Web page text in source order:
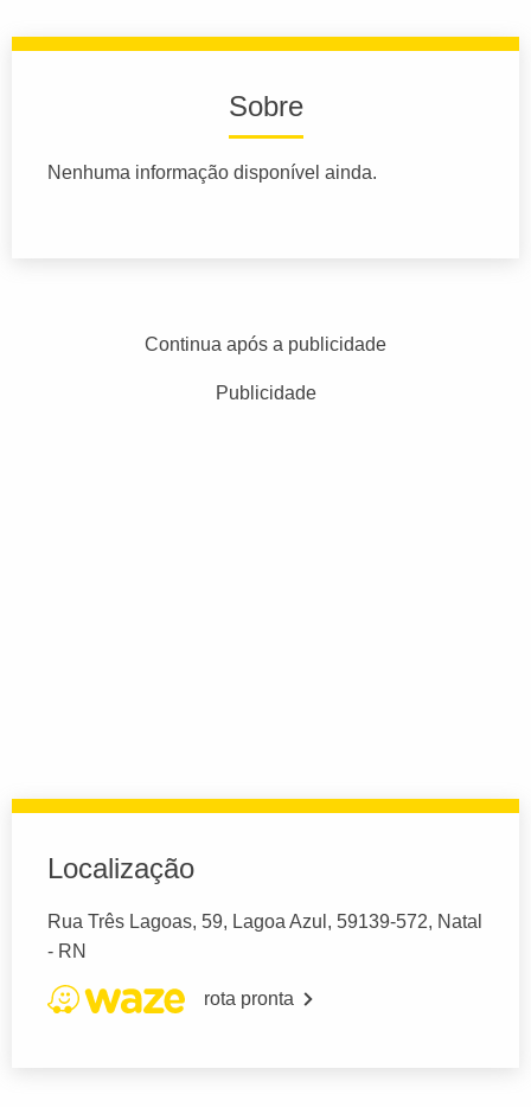
Sobre
Nenhuma informação disponível ainda.
Continua após a publicidade
Publicidade
Localização
Rua Três Lagoas, 59, Lagoa Azul, 59139-572, Natal
- RN
rota pronta